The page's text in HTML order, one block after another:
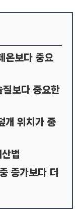
온보다 중요
보다 중요한
개 위치가 중
법
증가보다 더